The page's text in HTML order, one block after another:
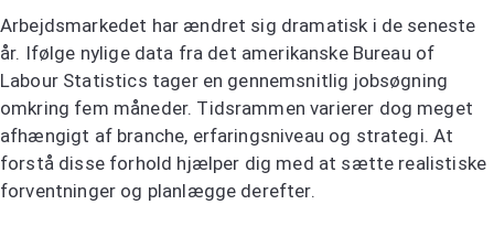
Arbejdsmarkedet har ændret sig dramatisk i de seneste
år. Ifølge nylige data fra det amerikanske Bureau of
Labour Statistics tager en gennemsnitlig jobsøgning
omkring fem måneder. Tidsrammen varierer dog meget
afhængigt af branche, erfaringsniveau og strategi. At
forstå disse forhold hjælper dig med at sætte realistiske
forventninger og planlægge derefter.